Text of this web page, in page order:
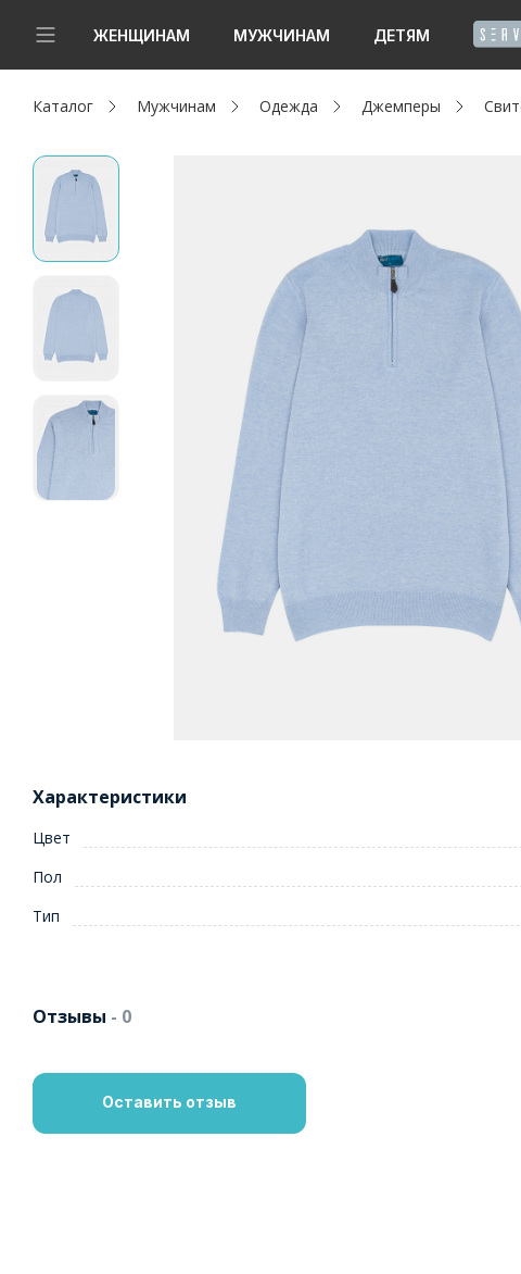
ЖЕНЩИНАМ МУЖЧИНАМ ДЕТЯМ
Новинки
Женщинам
Мужчинам
Капсула
Акции / Новости
Каталог Мужчинам Одежда Джемперы
Характеристики
Цвет
Пол
Тип
Отзывы - 0
Оставить отзыв